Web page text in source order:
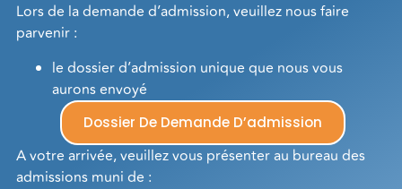
Lors de la demande d’admission, veuillez nous faire
parvenir :
le dossier d’admission unique que nous vous
aurons envoyé
Dossier De Demande D’admission
A votre arrivée, veuillez vous présenter au bureau des
admissions muni de :